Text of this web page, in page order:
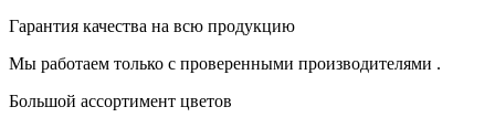
Гарантия качества на всю продукцию
Мы работаем только с проверенными производителями .
Большой ассортимент цветов